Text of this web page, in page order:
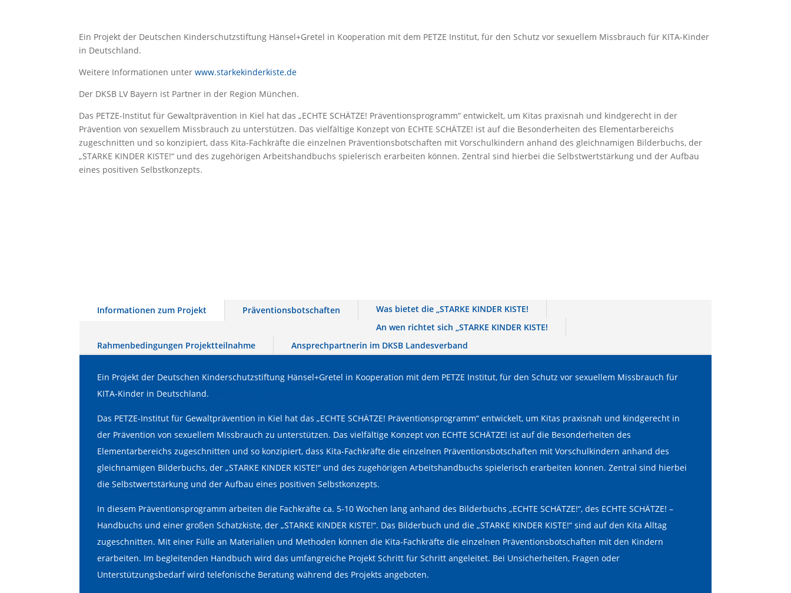
Ein Projekt der Deutschen Kinderschutzstiftung Hänsel+Gretel in Kooperation mit dem PETZE Institut, für den Schutz vor sexuellem Missbrauch für KITA-Kinder
in Deutschland.
Weitere Informationen unterwww.starkekinderkiste.de
Der DKSB LV Bayern ist Partner in der Region München.
Das PETZE-Institut für Gewaltprävention in Kiel hat das „ECHTE SCHÄTZE! Präventionsprogramm“ entwickelt, um Kitas praxisnah und kindgerecht in der
Prävention von sexuellem Missbrauch zu unterstützen. Das vielfältige Konzept von ECHTE SCHÄTZE! ist auf die Besonderheiten des Elementarbereichs
zugeschnitten und so konzipiert, dass Kita-Fachkräfte die einzelnen Präventionsbotschaften mit Vorschulkindern anhand des gleichnamigen Bilderbuchs, der
„STARKE KINDER KISTE!“ und des zugehörigen Arbeitshandbuchs spielerisch erarbeiten können. Zentral sind hierbei die Selbstwertstärkung und der Aufbau
eines positiven Selbstkonzepts.
Informationen zum Projekt Präventionsbotschaften
Was bietet die „STARKE KINDER KISTE!
An wen richtet sich „STARKE KINDER KISTE!
Rahmenbedingungen Projektteilnahme
Ansprechpartnerin im DKSB Landesverband
Ein Projekt der Deutschen Kinderschutzstiftung Hänsel+Gretel in Kooperation mit dem PETZE Institut, für den Schutz vor sexuellem Missbrauch für
KITA-Kinder in Deutschland.
Das PETZE-Institut für Gewaltprävention in Kiel hat das „ECHTE SCHÄTZE! Präventionsprogramm“ entwickelt, um Kitas praxisnah und kindgerecht in
der Prävention von sexuellem Missbrauch zu unterstützen. Das vielfältige Konzept von ECHTE SCHÄTZE! ist auf die Besonderheiten des
Elementarbereichs zugeschnitten und so konzipiert, dass Kita-Fachkräfte die einzelnen Präventionsbotschaften mit Vorschulkindern anhand des
gleichnamigen Bilderbuchs, der „STARKE KINDER KISTE!“ und des zugehörigen Arbeitshandbuchs spielerisch erarbeiten können. Zentral sind hierbei
die Selbstwertstärkung und der Aufbau eines positiven Selbstkonzepts.
In diesem Präventionsprogramm arbeiten die Fachkräfte ca. 5-10 Wochen lang anhand des Bilderbuchs „ECHTE SCHÄTZE!“, des ECHTE SCHÄTZE! –
Handbuchs und einer großen Schatzkiste, der „STARKE KINDER KISTE!“. Das Bilderbuch und die „STARKE KINDER KISTE!“ sind auf den Kita Alltag
zugeschnitten. Mit einer Fülle an Materialien und Methoden können die Kita-Fachkräfte die einzelnen Präventionsbotschaften mit den Kindern
erarbeiten. Im begleitenden Handbuch wird das umfangreiche Projekt Schritt für Schritt angeleitet. Bei Unsicherheiten, Fragen oder
Unterstützungsbedarf wird telefonische Beratung während des Projekts angeboten.